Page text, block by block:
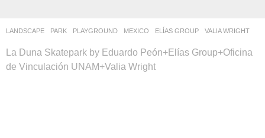
LANDSCAPE PARK ,PLAYGROUND MEXICO ELÍAS GROUP ,VALIA WRIGHT
La Duna Skatepark by Eduardo Peón+Elías Group+Oficina
de Vinculación UNAM+Valia Wright